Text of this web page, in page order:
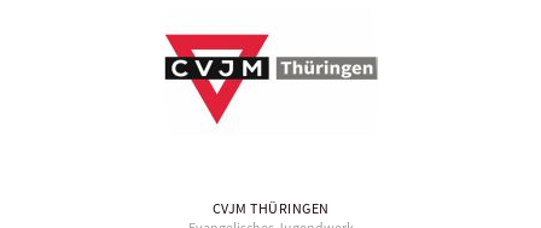
CVJM THÜRINGEN